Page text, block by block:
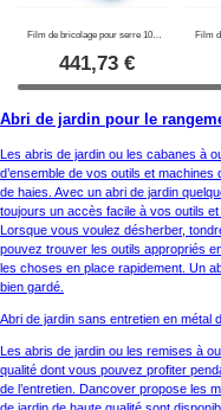
Film de bricolage pour serre 100Mic, 6x120m, 1 rouleau, transparent
441,73 €
Abri de jardin pour le
Les abris de jardin ou les cabanes à
d’ensemble de vos outils et
de haies. Avec un abri de jardin
toujours un accès facile à vos outils
Lorsque vous voulez désherber,
pouvez trouver les outils appropriés
les choses en place rapidement. Un
bien gardé.
Abri de jardin sans entretien en métal
Les abris de jardin ou les remises à
qualité dont vous pouvez profiter
de l’entretien. Dancover propose les